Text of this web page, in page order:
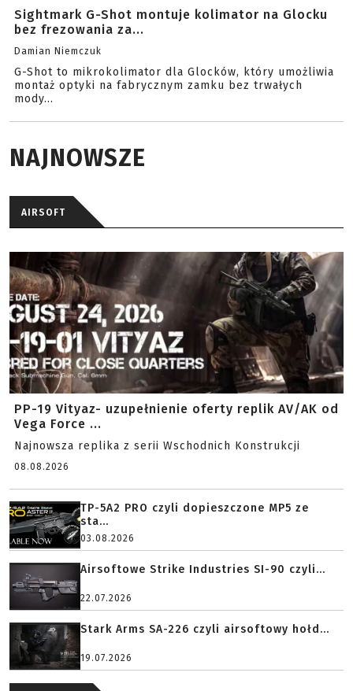
Sightmark G-Shot montuje kolimator na Glocku
bez frezowania za...
Damian Niemczuk
G-Shot to mikrokolimator dla Glocków, który umożliwia
montaż optyki na fabrycznym zamku bez trwałych
mody...
NAJNOWSZE
AIRSOFT
PP-19 Vityaz- uzupełnienie oferty replik AV/AK od
Vega Force ...
Najnowsza replika z serii Wschodnich Konstrukcji
08.08.2026
TP-5A2 PRO czyli dopieszczone MP5 ze
sta...
03.08.2026
Airsoftowe Strike Industries SI-90 czyli...
22.07.2026
Stark Arms SA-226 czyli airsoftowy hołd...
19.07.2026